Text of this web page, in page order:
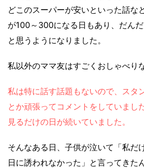
どこのスーパーが安いといった話な
が100～300になる日もあり、だん
と思うようになりました。
私以外のママ友はすごくおしゃべり
私は特に話す話題もないので、スタ
とか頑張ってコメントをしていまし
見るだけの日が続いていました。
そんなある日、子供が泣いて「私だ
日に誘われなかった」と言ってきた